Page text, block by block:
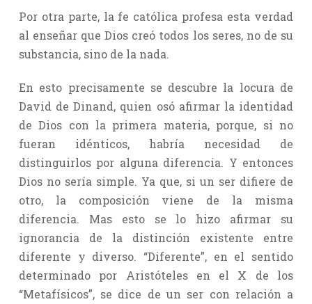
Por otra parte, la fe católica profesa esta verdad
al enseñar que Dios creó todos los seres, no de su
substancia, sino de la nada.
En esto precisamente se descubre la locura de
David de Dinand, quien osó afirmar la identidad
de Dios con la primera materia, porque, si no
fueran idénticos, habría necesidad de
distinguirlos por alguna diferencia. Y entonces
Dios no sería simple. Ya que, si un ser difiere de
otro, la composición viene de la misma
diferencia. Mas esto se lo hizo afirmar su
ignorancia de la distinción existente entre
diferente y diverso. “Diferente”, en el sentido
determinado por Aristóteles en el X de los
“Metafísicos”, se dice de un ser con relación a